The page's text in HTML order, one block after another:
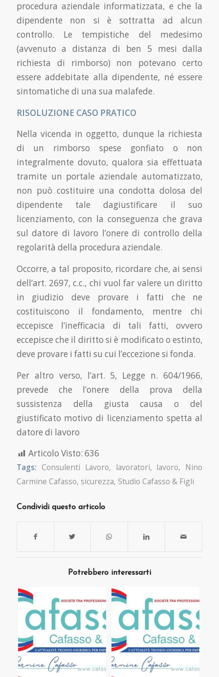
procedura aziendale informatizzata, e che la
dipendente non si è sottratta ad alcun
controllo. Le tempistiche del medesimo
(avvenuto a distanza di ben 5 mesi dalla
richiesta di rimborso) non potevano certo
essere addebitate alla dipendente, né essere
sintomatiche di una sua malafede.
RISOLUZIONE CASO PRATICO
Nella vicenda in oggetto, dunque la richiesta
di un rimborso spese gonfiato o non
integralmente dovuto, qualora sia effettuata
tramite un portale aziendale automatizzato,
non può costituire una condotta dolosa del
dipendente tale dagiustificare il suo
licenziamento, con la conseguenza che grava
sul datore di lavoro l’onere di controllo della
regolarità della procedura aziendale.
Occorre, a tal proposito, ricordare che, ai sensi
dell’art. 2697, c.c., chi vuol far valere un diritto
in giudizio deve provare i fatti che ne
costituiscono il fondamento, mentre chi
eccepisce l’inefficacia di tali fatti, ovvero
eccepisce che il diritto si è modificato o estinto,
deve provare i fatti su cui l’eccezione si fonda.
Per altro verso, l’art. 5, Legge n. 604/1966,
prevede che l’onere della prova della
sussistenza della giusta causa o del
giustificato motivo di licenziamento spetta al
datore di lavoro
Articolo Visto: 636
Tags: Consulenti Lavoro, lavoratori, lavoro, Nino
Carmine Cafasso, sicurezza, Studio Cafasso & Figli
Condividi questo articolo
Potrebbero interessarti